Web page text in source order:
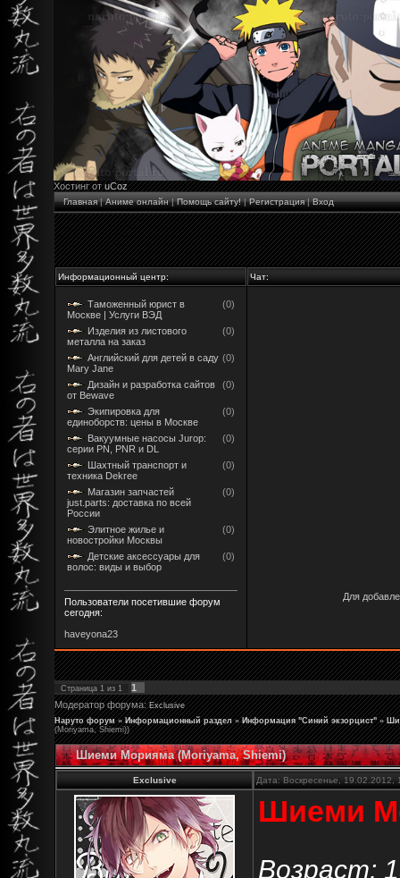
Хостинг отuCoz
Главная|Аниме онлайн|Помощь сайту!|Регистрация|Вход
Информационный центр: Чат:
Таможенный юрист в
Москве | Услуги ВЭД
(0)
Изделия из листового
металла на заказ
(0)
Английский для детей в саду
Mary Jane
(0)
Дизайн и разработка сайтов
от Bewave
(0)
Экипировка для
единоборств: цены в Москве
(0)
Вакуумные насосы Jurop:
серии PN, PNR и DL
(0)
Шахтный транспорт и
техника Dekree
(0)
Магазин запчастей
just.parts: доставка по всей
России
(0)
Элитное жилье и
новостройки Москвы
(0)
Детские аксессуары для
волос: виды и выбор
(0)
Пользователи посетившие форум
сегодня:
haveyona23
Для
Страница 1 из 1
1
Модератор форума:Exclusive
Наруто форум » Информационный раздел » Информация "Синий экзорцист" »
(Moriyama, Shiemi))
Шиеми Морияма (Moriyama, Shiemi)
Exclusive Дата: Воскресенье,
Шиеми
Возраст: